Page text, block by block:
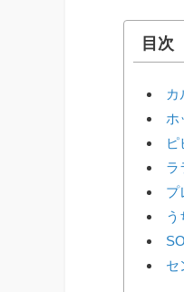
目次
カ
ホ
ピ
ラ
プ
う
セ